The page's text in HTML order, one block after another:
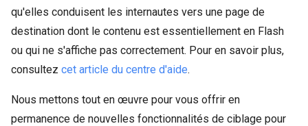
qu'elles conduisent les internautes vers une page de
destination dont le contenu est essentiellement en Flash
ou qui ne s'affiche pas correctement. Pour en savoir plus,
consultez cet article du centre d'aide.
Nous mettons tout en œuvre pour vous offrir en
permanence de nouvelles fonctionnalités de ciblage pour